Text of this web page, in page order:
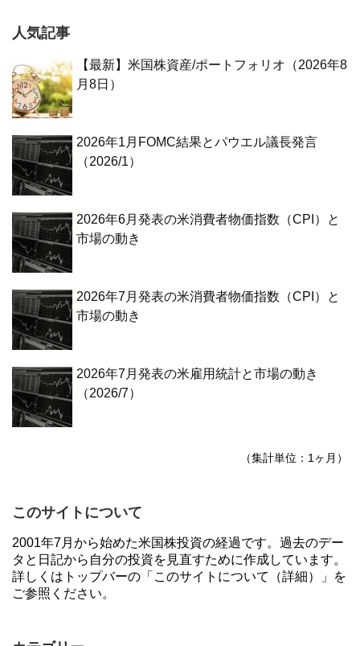
人気記事
【最新】米国株資産/ポートフォリオ（2026年8
月8日）
2026年1月FOMC結果とパウエル議長発言
（2026/1）
2026年6月発表の米消費者物価指数（CPI）と
市場の動き
2026年7月発表の米消費者物価指数（CPI）と
市場の動き
2026年7月発表の米雇用統計と市場の動き
（2026/7）
（集計単位：1ヶ月）
このサイトについて
2001年7月から始めた米国株投資の経過です。過去のデー
タと日記から自分の投資を見直すために作成しています。
詳しくはトップバーの「このサイトについて（詳細）」を
ご参照ください。